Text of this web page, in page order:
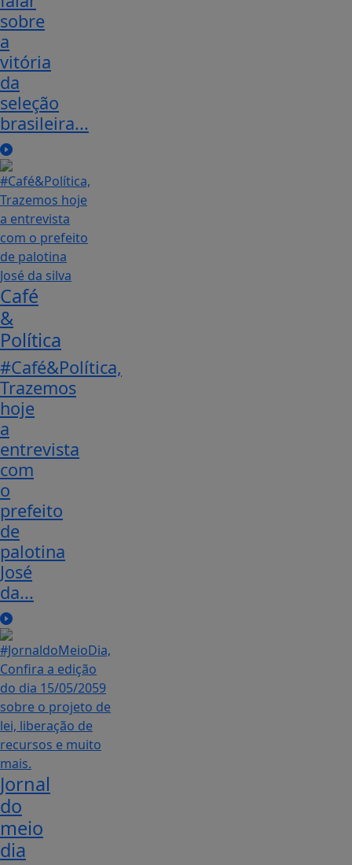
sobre
a
vitória
da
seleção
brasileira...
Café
&
Política
#Café&Política,
Trazemos
hoje
a
entrevista
com
o
prefeito
de
palotina
José
da...
Jornal
do
meio
dia